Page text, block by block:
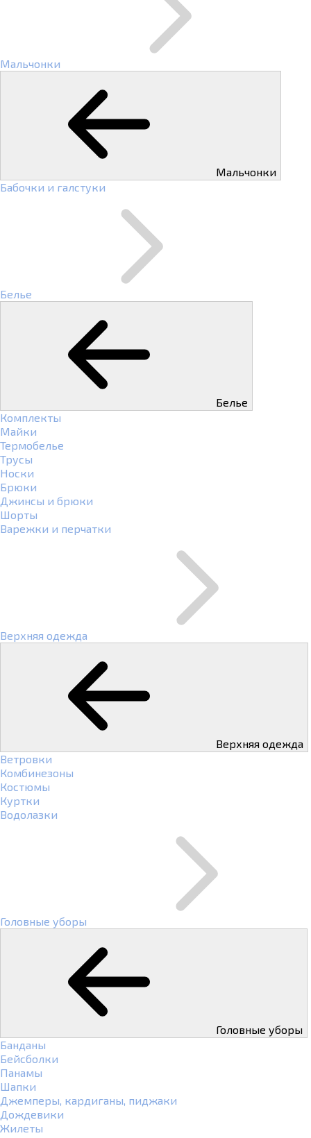
Мальчонки
Мальчонки
Бабочки и галстуки
Белье
Белье
Комплекты
Майки
Термобелье
Трусы
Носки
Брюки
Джинсы и брюки
Шорты
Варежки и перчатки
Верхняя одежда
Верхняя одежда
Ветровки
Комбинезоны
Костюмы
Куртки
Водолазки
Головные уборы
Головные уборы
Банданы
Бейсболки
Панамы
Шапки
Джемперы, кардиганы, пиджаки
Дождевики
Жилеты